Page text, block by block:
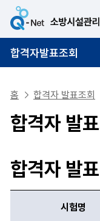
합격자발표조회
홈 합격자 발표조회
합격자 발
합격자 발
시험명